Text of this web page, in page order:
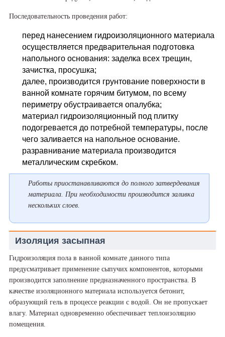
Последовательность проведения работ:
перед нанесением гидроизоляционного материала
осуществляется предварительная подготовка
напольного основания: заделка всех трещин,
зачистка, просушка;
далее, производится грунтование поверхности в
ванной комнате горячим битумом, по всему
периметру обустраивается опалубка;
материал гидроизоляционный под плитку
подогревается до потребной температуры, после
чего заливается на напольное основание.
разравнивание материала производится
металлическим скребком.
Работы приостанавливаются до полного затвердевания
материала. При необходимости производится заливка
нескольких слоев.
Изоляция засыпная
Гидроизоляция пола в ванной комнате данного типа
предусматривает применение сыпучих компонентов, которыми
производится заполнение предназначенного пространства. В
качестве изоляционного материала используется бетонит,
образующий гель в процессе реакции с водой. Он не пропускает
влагу. Материал одновременно обеспечивает теплоизоляцию
помещения.